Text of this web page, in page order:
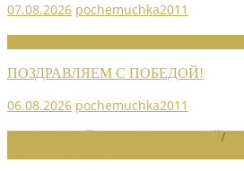
07.08.2026 pochemuchka2011
ПОЗДРАВЛЯЕМ С ПОБЕДОЙ!
06.08.2026 pochemuchka2011
/